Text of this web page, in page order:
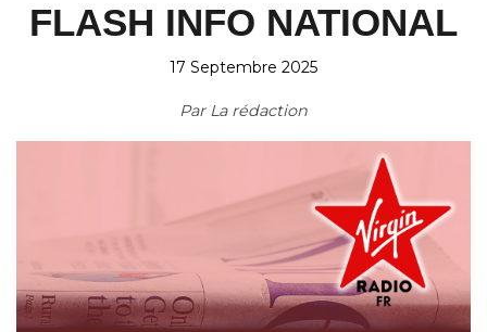
FLASH INFO NATIONAL
17 Septembre 2025
Par La rédaction